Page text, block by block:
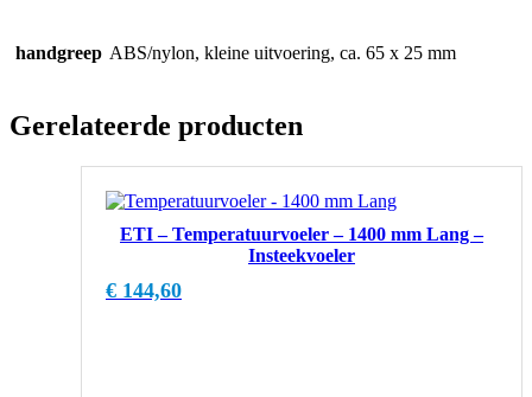
handgreep ABS/nylon, kleine uitvoering, ca. 65 x 25 mm
Gerelateerde producten
ETI – Temperatuurvoeler – 1400 mm Lang –
Insteekvoeler
€ 144,60